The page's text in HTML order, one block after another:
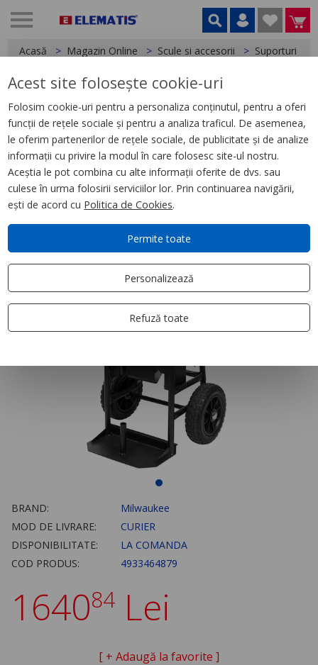
Acasă Magazin Online Scule si accesorii Suporturi și
< Suporturi și bancuri de lucru
Cărucior pentru ciocanul
demolator MX FUEL™
BRAND:
Milwaukee
MOD DE LIVRARE:
CURIER
DISPONIBILITATE:
LA COMANDA
COD PRODUS:
4933464879
164084 Lei
[ + Adaugă la favorite ]
Acest site folosește cookie-uri
Folosim cookie-uri pentru a personaliza conținutul, pentru a oferi
funcții de rețele sociale și pentru a analiza traficul. De asemenea,
le oferim partenerilor de rețele sociale, de publicitate și de analize
informații cu privire la modul în care folosesc site-ul nostru.
Aceștia le pot combina cu alte informații oferite de dvs. sau
culese în urma folosirii serviciilor lor. Prin continuarea navigării,
ești de acord cu Politica de Cookies.
Permite toate
Personalizează
Refuză toate